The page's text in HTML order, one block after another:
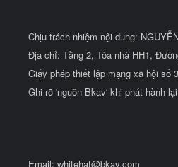
Chịu trách nhiệm nội dung:
Địa chỉ: Tầng 2, Tòa nhà HH1,
Giấy phép thiết lập mạng xã hội số
Ghi rõ 'nguồn Bkav' khi phát hành
Email: whitehat@bkav.com